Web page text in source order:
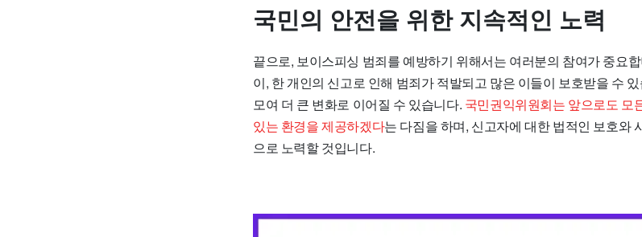
국민의 안전을 위한 지속적인 노력
끝으로, 보이스피싱 범죄를 예방하기 위해서는 여러분의 참여가 중요
이, 한 개인의 신고로 인해 범죄가 적발되고 많은 이들이 보호받을 수
모여 더 큰 변화로 이어질 수 있습니다. 국민권익위원회는 앞으로도 모
있는 환경을 제공하겠다는 다짐을 하며, 신고자에 대한 법적인 보호와
으로 노력할 것입니다.